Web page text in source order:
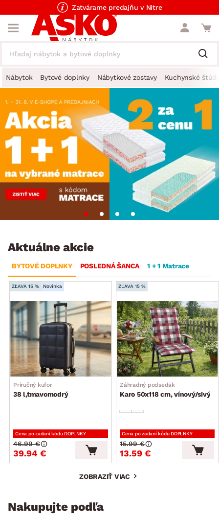
Zatvárame predajňu v Nitre
Nábytok Bytové doplnky Nábytkové zostavy Kuchynské
Aktuálne akcie
BYTOVÉ DOPLNKY POSLEDNÁ ŠANCA 1 + 1 Matrace
ZĽAVA 15 % Novinka
Príručný kufor
38 l,tmavomodrý
Cena po zadaní kódu DOPLNKY
39.94 €
46.99 €
ZĽAVA 15 %
Záhradný podsedák
Karo 50x118 cm, vínový/sivý
Cena po zadaní kódu DOPLNKY
13.59 €
15.99 €
ZOBRAZIŤ VIAC
Nakupujte podľa